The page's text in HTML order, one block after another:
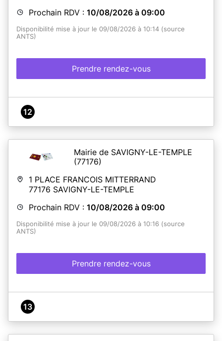
Prochain RDV : 10/08/2026 à 09:00
Disponibilité mise à jour le 09/08/2026 à 10:14 (source
ANTS)
Prendre rendez-vous
12
Mairie de SAVIGNY-LE-TEMPLE
(77176)
1 PLACE FRANCOIS MITTERRAND
77176 SAVIGNY-LE-TEMPLE
Prochain RDV : 10/08/2026 à 09:00
Disponibilité mise à jour le 09/08/2026 à 10:16 (source
ANTS)
Prendre rendez-vous
13